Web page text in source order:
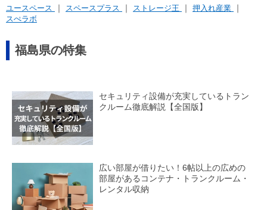
ユースペース スペースプラス ストレージ王
押入れ産業
スぺラボ
福島県の特集
セキュリティ設備が充実しているトラン
クルーム徹底解説【全国版】
広い部屋が借りたい！6帖以上の広めの
部屋があるコンテナ・トランクルーム・
レンタル収納